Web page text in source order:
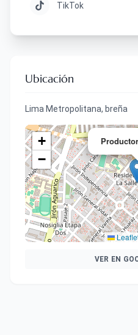
TikTok
Ubicación
Lima Metropolitana, breña
+
−
VER EN